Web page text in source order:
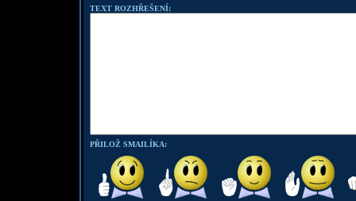
TEXT ROZHŘEŠENÍ:
PŘILOŽ SMAILÍKA: